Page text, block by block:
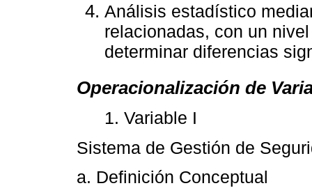
Análisis estadístico
relacionadas, con un
determinar diferencias
Operacionalización de
1. Variable I
Sistema de Gestión de
a. Definición Conceptual